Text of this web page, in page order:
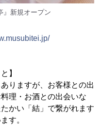
』新規オープン
】
りますが、お客様との出
理・お酒との出会いな
かい「結」で繋がれます
す。